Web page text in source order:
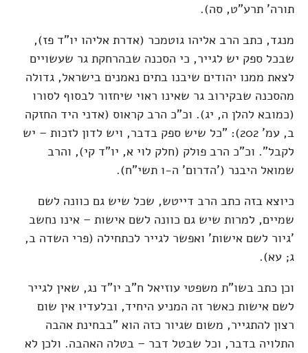
תורה' תרע"ט, סה).
מנגד, כתב הרב אליהו גוטמכר (אדרת אליהו יו"ד פז),
שבכל ספק יש לגייר, כי הסכנה שבהרחקת גר שעשויים
לצאת ממנו יהודים שיבנו בתים נאמנים בישראל, גדולה
מהסכנה שבקירוב גר שאינו ראוי שיחזור לבסוף לסורו
(כמובא להלן ה, יג). וכ"כ הרב קראוס (אדני היד החזקה
ב, עמ' 202): "כל שיש ספק בדבר, ויש לדון לזכות – יש
לקבל". וכ"כ הרב פולק (חלק לוי א, יו"ד קי), והרב
שמואל היבנר ('הדרום' ה-ו תשי"ח).
כיוצא בזה כתב הרב דייטש, שכל שיש גם כוונה לשם
שמיים, למרות שיש גם כוונה לשם אישות – אינו נחשב
'גיור לשם אישות' ואפשר לגייר לכתחילה (פרי השדה ב,
ג; עא).
וכן כתב בשו"ת משפטי עוזיאל ח"ב יו"ד נג, שאין לגייר
לשם אישות כאשר זה המניע היחיד, ובלעדיו אין שום
רצון להתגייר, משום שגיור כזה הוא "בבחינת אהבה
התלויה בדבר, וכל שבטל דבר – בטלה האהבה. ולכן לא